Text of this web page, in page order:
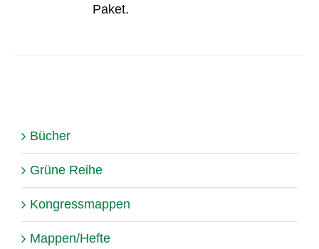
Paket.
Bücher
Grüne Reihe
Kongressmappen
Mappen/Hefte